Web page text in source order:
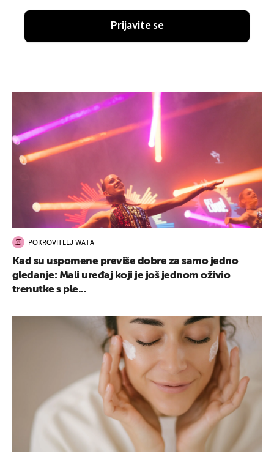
Prijavite se
POKROVITELJ WATA
Kad su uspomene previše dobre za samo jedno
gledanje: Mali uređaj koji je još jednom oživio
trenutke s ple...